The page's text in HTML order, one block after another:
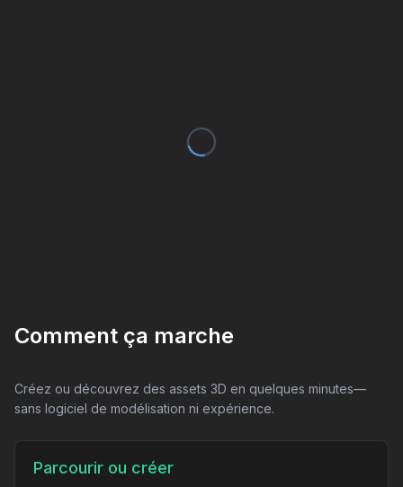
Comment ça marche
Créez ou découvrez des assets 3D en quelques minutes—
sans logiciel de modélisation ni expérience.
Parcourir ou créer